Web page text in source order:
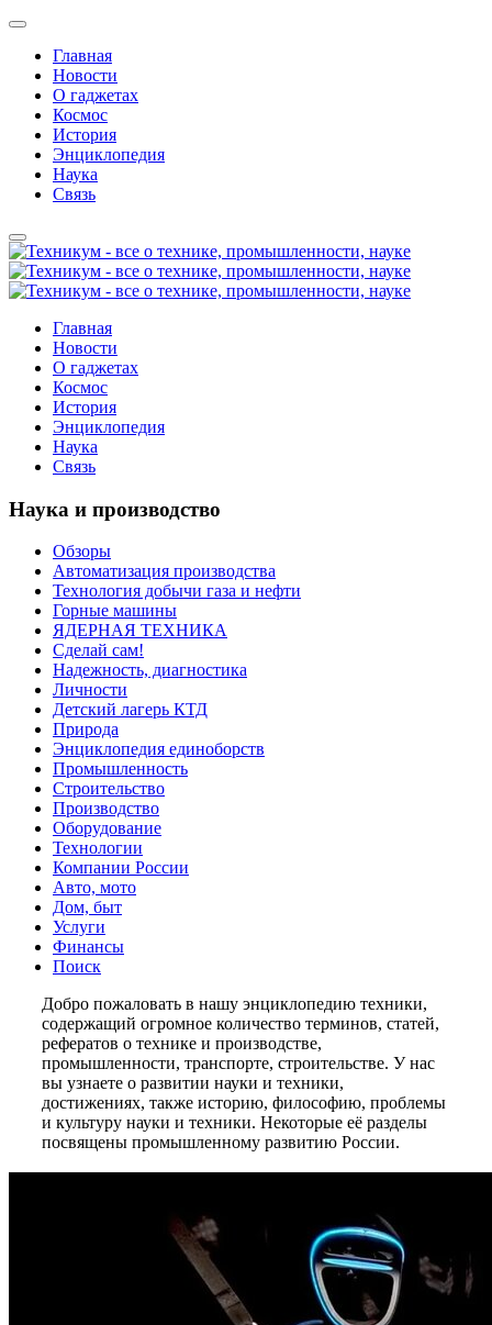
Главная
Новости
О гаджетах
Космос
История
Энциклопедия
Наука
Связь
Главная
Новости
О гаджетах
Космос
История
Энциклопедия
Наука
Связь
Наука и производство
Обзоры
Автоматизация производства
Технология добычи газа и нефти
Горные машины
ЯДЕРНАЯ ТЕХНИКА
Сделай сам!
Надежность, диагностика
Личности
Детский лагерь КТД
Природа
Энциклопедия единоборств
Промышленность
Строительство
Производство
Оборудование
Технологии
Компании России
Авто, мото
Дом, быт
Услуги
Финансы
Поиск
Добро пожаловать в нашу энциклопедию техники,
содержащий огромное количество терминов, статей,
рефератов о технике и производстве,
промышленности, транспорте, строительстве. У нас
вы узнаете о развитии науки и техники,
достижениях, также историю, философию, проблемы
и культуру науки и техники. Некоторые её разделы
посвящены промышленному развитию России.